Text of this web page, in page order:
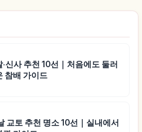
·신사 추천 10선｜처음에도 둘러
참배 가이드
교토 추천 명소 10선｜실내에서